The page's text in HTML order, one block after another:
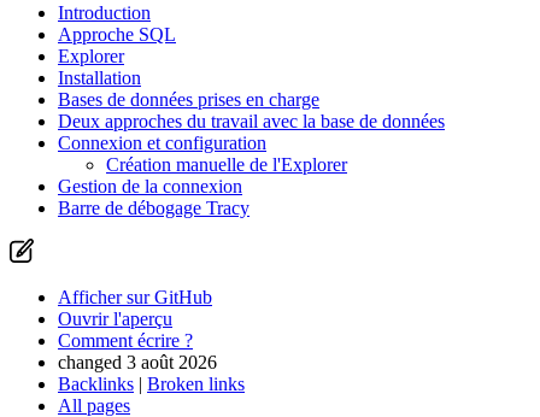
Introduction
Approche SQL
Explorer
Installation
Bases de données prises en charge
Deux approches du travail avec la base de données
Connexion et configuration
Création manuelle de l'Explorer
Gestion de la connexion
Barre de débogage Tracy
Afficher sur GitHub
Ouvrir l'aperçu
Comment écrire ?
changed 3 août 2026
Backlinks | Broken links
All pages